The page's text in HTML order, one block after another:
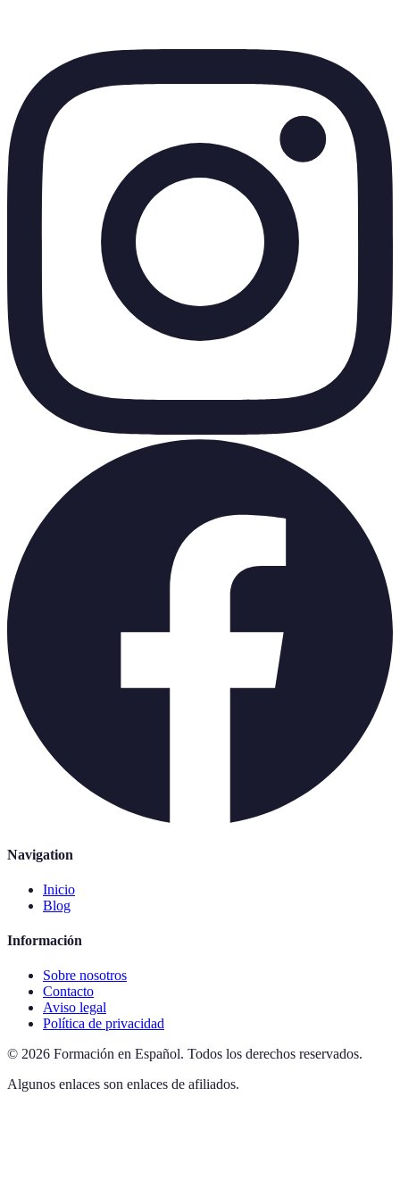
Navigation
Inicio
Blog
Información
Sobre nosotros
Contacto
Aviso legal
Política de privacidad
© 2026 Formación en Español. Todos los derechos reservados.
Algunos enlaces son enlaces de afiliados.